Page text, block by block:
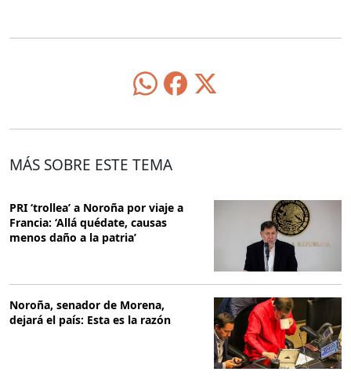
MÁS SOBRE ESTE TEMA
PRI ‘trollea’ a Noroña por viaje a
Francia: ‘Allá quédate, causas
menos daño a la patria’
Noroña, senador de Morena,
dejará el país: Esta es la razón